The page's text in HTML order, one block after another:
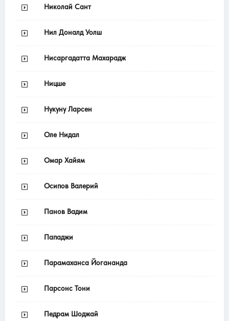
Николай Сант
Нил Доналд Уолш
Нисаргадатта Махарадж
Ницше
Нукуну Ларсен
Оле Нидал
Омар Хайям
Осипов Валерий
Панов Вадим
Пападжи
Парамаханса Йогананда
Парсонс Тони
Педрам Шоджай